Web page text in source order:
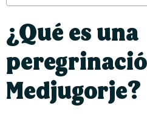
¿Qué es una
Medjugorje?